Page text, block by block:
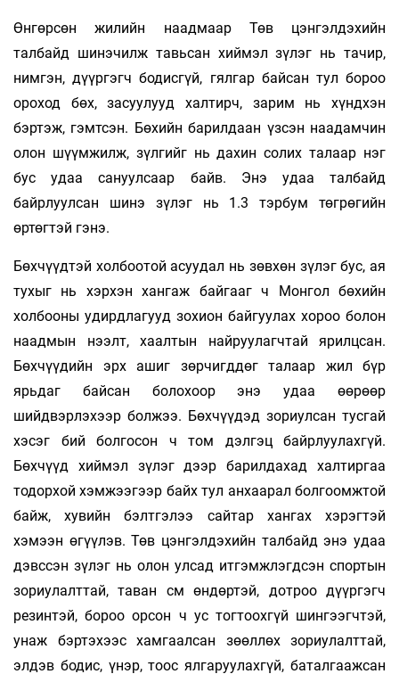
Өнгөрсөн жилийн наадмаар Төв цэнгэлдэхийн
талбайд шинэчилж тавьсан хиймэл зүлэг нь тачир,
нимгэн, дүүргэгч бодисгүй, гялгар байсан тул бороо
ороход бөх, засуулууд халтирч, зарим нь хүндхэн
бэртэж, гэмтсэн. Бөхийн барилдаан үзсэн наадамчин
олон шүүмжилж, зүлгийг нь дахин солих талаар нэг
бус удаа сануулсаар байв. Энэ удаа талбайд
байрлуулсан шинэ зүлэг нь 1.3 тэрбум төгрөгийн
өртөгтэй гэнэ.
Бөхчүүдтэй холбоотой асуудал нь зөвхөн зүлэг бус, ая
тухыг нь хэрхэн хангаж байгааг ч Монгол бөхийн
холбооны удирдлагууд зохион байгуулах хороо болон
наадмын нээлт, хаалтын найруулагчтай ярилцсан.
Бөхчүүдийн эрх ашиг зөрчигддөг талаар жил бүр
ярьдаг байсан болохоор энэ удаа өөрөөр
шийдвэрлэхээр болжээ. Бөхчүүдэд зориулсан тусгай
хэсэг бий болгосон ч том дэлгэц байрлуулахгүй.
Бөхчүүд хиймэл зүлэг дээр барилдахад халтиргаа
тодорхой хэмжээгээр байх тул анхаарал болгоомжтой
байж, хувийн бэлтгэлээ сайтар хангах хэрэгтэй
хэмээн өгүүлэв. Төв цэнгэлдэхийн талбайд энэ удаа
дэвссэн зүлэг нь олон улсад итгэмжлэгдсэн спортын
зориулалттай, таван см өндөртэй, дотроо дүүргэгч
резинтэй, бороо орсон ч ус тогтоохгүй шингээгчтэй,
унаж бэртэхээс хамгаалсан зөөллөх зориулалттай,
элдэв бодис, үнэр, тоос ялгаруулахгүй, баталгаажсан